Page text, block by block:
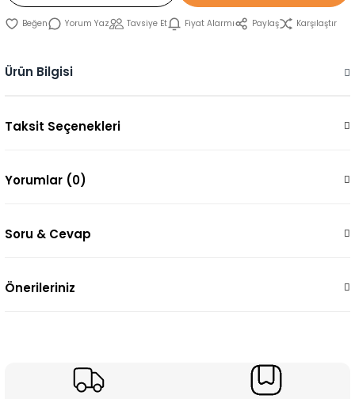
Yorum Yaz Tavsiye Et Fiyat Alarmı Paylaş Karşılaştır
Ürün Bilgisi
Taksit Seçenekleri
Yorumlar (0)
Soru & Cevap
Önerileriniz